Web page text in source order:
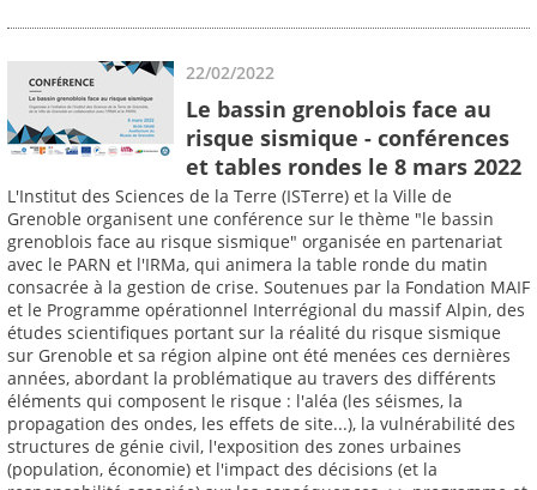
22/02/2022
Le bassin grenoblois face au
risque sismique - conférences
et tables rondes le 8 mars 2022
L'Institut des Sciences de la Terre (ISTerre) et la Ville de
Grenoble organisent une conférence sur le thème "le bassin
grenoblois face au risque sismique" organisée en partenariat
avec le PARN et l'IRMa, qui animera la table ronde du matin
consacrée à la gestion de crise. Soutenues par la Fondation MAIF
et le Programme opérationnel Interrégional du massif Alpin, des
études scientifiques portant sur la réalité du risque sismique
sur Grenoble et sa région alpine ont été menées ces dernières
années, abordant la problématique au travers des différents
éléments qui composent le risque : l'aléa (les séismes, la
propagation des ondes, les effets de site...), la vulnérabilité des
structures de génie civil, l'exposition des zones urbaines
(population, économie) et l'impact des décisions (et la